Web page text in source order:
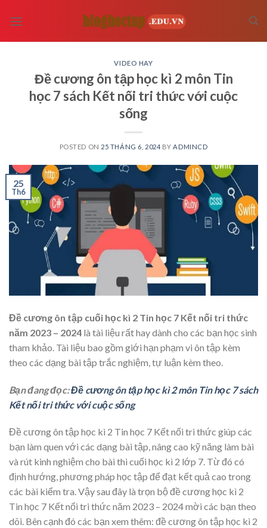
VIDEO HAY
Đề cương ôn tập học kì 2 môn Tin
học 7 sách Kết nối tri thức với cuộc
sống
POSTED ON 25 THÁNG 6, 2024 BY ADMINCD
25
Th6
Đề cương ôn tập cuối học kì 2 Tin học 7 Kết nối tri thức
năm 2023 – 2024 là tài liệu rất hay dành cho các bạn học sinh
tham khảo. Tài liệu bao gồm giới hạn phạm vi ôn tập kèm
theo các dạng bài tập trắc nghiệm, tự luận kèm theo.
Bạn đang đọc:Đề cương ôn tập học kì 2 môn Tin học 7 sách
Kết nối tri thức với cuộc sống
Đề cương ôn tập học kì 2 Tin học 7 Kết nối tri thức giúp các
bạn làm quen với các dạng bài tập, nâng cao kỹ năng làm bài
và rút kinh nghiệm cho bài thi cuối học kì 2 lớp 7. Từ đó có
định hướng, phương pháp học tập để đạt kết quả cao trong
các bài kiểm tra. Vậy sau đây là trọn bộ đề cương học kì 2
Tin học 7 Kết nối tri thức năm 2023 – 2024 mời các bạn theo
dõi. Bên cạnh đó các bạn xem thêm: đề cương ôn tập học kì 2